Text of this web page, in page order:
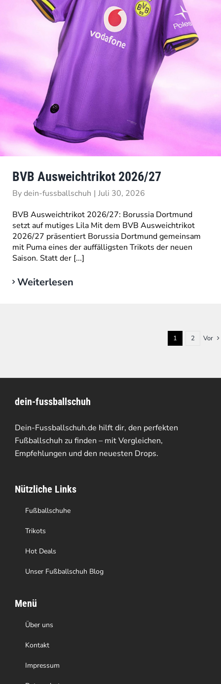
BVB Ausweichtrikot 2026/27
Bydein-fussballschuh | Juli 30, 2026
BVB Ausweichtrikot 2026/27: Borussia Dortmund
setzt auf mutiges Lila Mit dem BVB Ausweichtrikot
2026/27 präsentiert Borussia Dortmund gemeinsam
mit Puma eines der auffälligsten Trikots der neuen
Saison. Statt der [...]
Weiterlesen
1 2 Vor
dein-fussballschuh
Dein-Fussballschuh.de hilft dir, den perfekten
Fußballschuh zu finden – mit Vergleichen,
Empfehlungen und den neuesten Drops.
Nützliche Links
Fußballschuhe
Trikots
Hot Deals
Unser Fußballschuh Blog
Menü
Über uns
Kontakt
Impressum